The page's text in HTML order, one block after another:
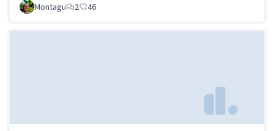
Montagu
2 46